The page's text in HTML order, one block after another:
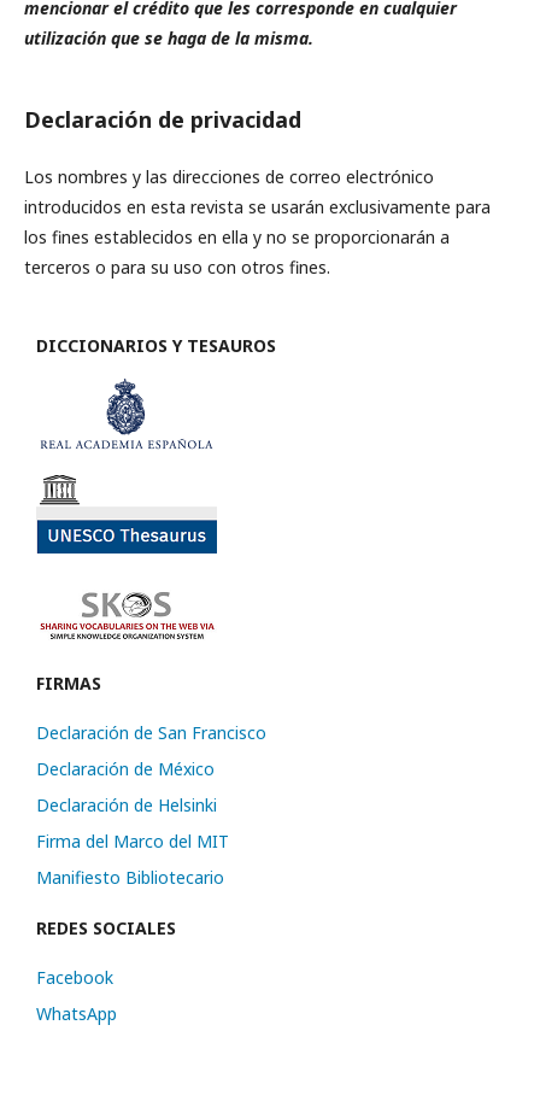
mencionar el crédito que les corresponde en cualquier
utilización que se haga de la misma.
Declaración de privacidad
Los nombres y las direcciones de correo electrónico
introducidos en esta revista se usarán exclusivamente para
los fines establecidos en ella y no se proporcionarán a
terceros o para su uso con otros fines.
DICCIONARIOS Y TESAUROS
FIRMAS
Declaración de San Francisco
Declaración de México
Declaración de Helsinki
Firma del Marco del MIT
Manifiesto Bibliotecario
REDES SOCIALES
Facebook
WhatsApp